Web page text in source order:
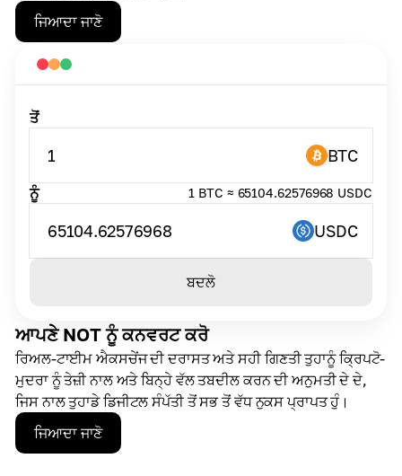
ਜਿਆਦਾ ਜਾਣੋ
ਆਪਣੇ NOT ਨੂੰ ਕਨਵਰਟ ਕਰੋ
ਰਿਅਲ-ਟਾਈਮ ਐਕਸਚੇਂਜ ਦੀ ਦਰਾਸਤ ਅਤੇ ਸਹੀ ਗਿਣਤੀ ਤੁਹਾਨੂੰ ਕ੍ਰਿਪਟੋ-
ਮੁਦਰਾ ਨੂੰ ਤੇਜ਼ੀ ਨਾਲ ਅਤੇ ਬਿਨ੍ਹੇ ਵੱਲ ਤਬਦੀਲ ਕਰਨ ਦੀ ਅਨੁਮਤੀ ਦੇ ਦੇ,
ਜਿਸ ਨਾਲ ਤੁਹਾਡੇ ਡਿਜੀਟਲ ਸੰਪੱਤੀ ਤੋਂ ਸਭ ਤੋਂ ਵੱਧ ਨੁਕਸ ਪ੍ਰਾਪਤ ਹੁੰ।
ਜਿਆਦਾ ਜਾਣੋ
ਤੋਂ
1 BTC
ਨੂੰ 1 BTC ≈ 65104.62576968 USDC
65104.62576968 USDC
ਬਦਲੋ